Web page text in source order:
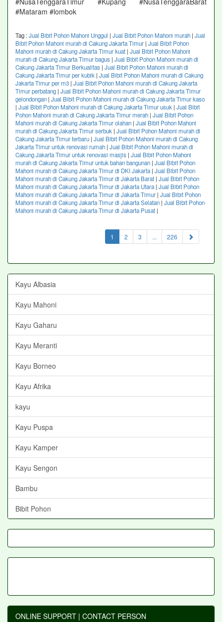
#Mataram #lombok
Tag :Jual Bibit Pohon Mahoni Unggul | Jual Bibit Pohon Mahoni murah | Jual
Bibit Pohon Mahoni murah di Cakung Jakarta Timur | Jual Bibit Pohon
Mahoni murah di Cakung Jakarta Timur kuat | Jual Bibit Pohon Mahoni
murah di Cakung Jakarta Timur bagus | Jual Bibit Pohon Mahoni murah di
Cakung Jakarta Timur Berkualitas | Jual Bibit Pohon Mahoni murah di
Cakung Jakarta Timur per kubik | Jual Bibit Pohon Mahoni murah di Cakung
Jakarta Timur per m3 | Jual Bibit Pohon Mahoni murah di Cakung Jakarta
Timur perbatang | Jual Bibit Pohon Mahoni murah di Cakung Jakarta Timur
gelondongan | Jual Bibit Pohon Mahoni murah di Cakung Jakarta Timur kaso
| Jual Bibit Pohon Mahoni murah di Cakung Jakarta Timur usuk | Jual Bibit
Pohon Mahoni murah di Cakung Jakarta Timur merah | Jual Bibit Pohon
Mahoni murah di Cakung Jakarta Timur olahan | Jual Bibit Pohon Mahoni
murah di Cakung Jakarta Timur serbuk | Jual Bibit Pohon Mahoni murah di
Cakung Jakarta Timur terbaru | Jual Bibit Pohon Mahoni murah di Cakung
Jakarta Timur untuk renovasi rumah | Jual Bibit Pohon Mahoni murah di
Cakung Jakarta Timur untuk renovasi masjis | Jual Bibit Pohon Mahoni
murah di Cakung Jakarta Timur untuk bahan bangunan | Jual Bibit Pohon
Mahoni murah di Cakung Jakarta Timur di DKI Jakarta| Jual Bibit Pohon
Mahoni murah di Cakung Jakarta Timur di Jakarta Barat | Jual Bibit Pohon
Mahoni murah di Cakung Jakarta Timur di Jakarta Utara| Jual Bibit Pohon
Mahoni murah di Cakung Jakarta Timur di Jakarta Timur | Jual Bibit Pohon
Mahoni murah di Cakung Jakarta Timur di Jakarta Selatan | Jual Bibit Pohon
Mahoni murah di Cakung Jakarta Timur di Jakarta Pusat |
1 (current)
2 3 ... 226
Kayu Albasia
Kayu Mahoni
Kayu Gaharu
Kayu Meranti
Kayu Borneo
Kayu Afrika
kayu
Kayu Puspa
Kayu Kamper
Kayu Sengon
Bambu
Bibit Pohon
ONLINE SUPPORT | CONTACT PERSON